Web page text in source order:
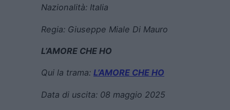
Nazionalità: Italia
Regia: Giuseppe Miale Di Mauro
L’AMORE CHE HO
Qui la trama: L’AMORE CHE HO
Data di uscita: 08 maggio 2025